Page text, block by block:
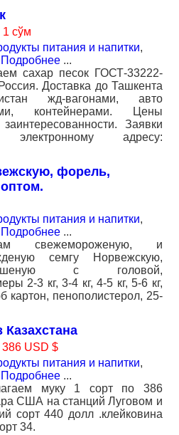
1 сўм
питания и напитки,
Подробнее ...
сахар песок ГОСТ-33222-
Доставка до Ташкента
жд-вагонами, авто
контейнерами. Цены
Заявки
адресу:
форель,
питания и напитки,
Подробнее ...
свежемороженую, и
семгу Норвежскую,
с головой,
2-3 кг, 3-4 кг, 4-5 кг, 5-6 кг,
картон, пенополистерол, 25-
Казахстана
386 USD $
питания и напитки,
Подробнее ...
муку 1 сорт по 386
США на станций Луговом и
сорт 440 долл .клейковина
34.